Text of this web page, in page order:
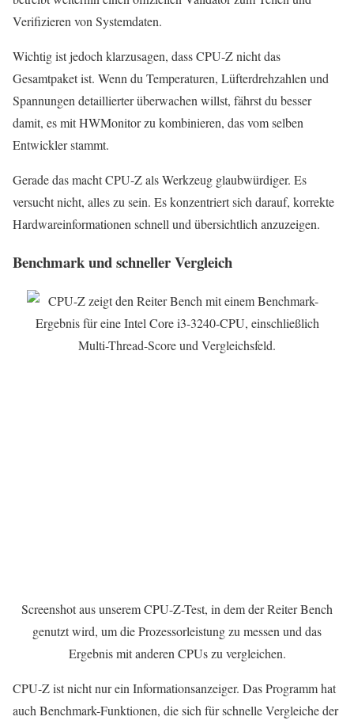
Verifizieren von Systemdaten.
Wichtig ist jedoch klarzusagen, dass CPU-Z nicht das
Gesamtpaket ist. Wenn du Temperaturen, Lüfterdrehzahlen und
Spannungen detaillierter überwachen willst, fährst du besser
damit, es mit HWMonitor zu kombinieren, das vom selben
Entwickler stammt.
Gerade das macht CPU-Z als Werkzeug glaubwürdiger. Es
versucht nicht, alles zu sein. Es konzentriert sich darauf, korrekte
Hardwareinformationen schnell und übersichtlich anzuzeigen.
Benchmark und schneller Vergleich
Screenshot aus unserem CPU-Z-Test, in dem der Reiter Bench
genutzt wird, um die Prozessorleistung zu messen und das
Ergebnis mit anderen CPUs zu vergleichen.
CPU-Z ist nicht nur ein Informationsanzeiger. Das Programm hat
auch Benchmark-Funktionen, die sich für schnelle Vergleiche der